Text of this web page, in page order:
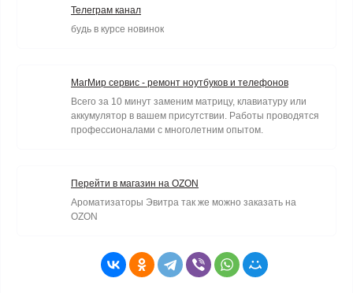
Телеграм канал
будь в курсе новинок
МагМир сервис - ремонт ноутбуков и телефонов
Всего за 10 минут заменим матрицу, клавиатуру или
аккумулятор в вашем присутствии. Работы проводятся
профессионалами с многолетним опытом.
Перейти в магазин на OZON
Ароматизаторы Эвитра так же можно заказать на
OZON